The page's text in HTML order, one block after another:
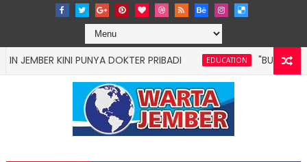
KINI PUNYA DOKTER PRIBADI EDUCATION "BUNGA